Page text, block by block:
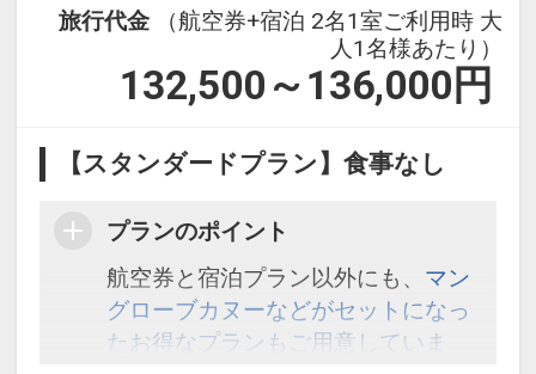
旅行代金
（航空券+宿泊 2名1室ご利用時 大
人1名様あたり）
132,500～136,000 円
【スタンダードプラン】食事なし
プランのポイント
航空券と宿泊プラン以外にも、 マン
グローブカヌーなどがセットになっ
たお得なプランもご用意していま